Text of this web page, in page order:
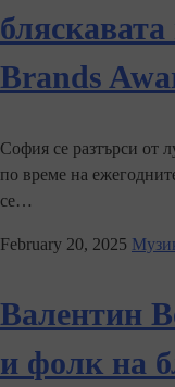
Brands
София се разтърси от
по време на
се…
February 20, 2025
Валентин
и фолк на